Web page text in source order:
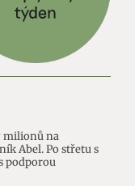
milionů na
Abel. Po střetu s
podporou